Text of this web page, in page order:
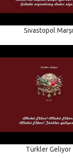
Sivastopol Marşı
Türkler Geliyor